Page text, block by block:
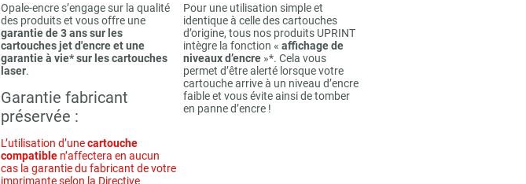
Opale-encre s’engage sur la qualité
des produits et vous offre une
garantie de 3 ans sur les
cartouches jet d'encre et une
garantie à vie* sur les cartouches
laser.
Garantie fabricant
préservée :
L’utilisation d’unecartouche
compatible n’affectera en aucun
cas la garantie du fabricant de votre
imprimante selon la Directive
Pour une utilisation simple et
identique à celle des cartouches
d’origine, tous nos produits UPRINT
intègre la fonction « affichage de
niveaux d’encre »*. Cela vous
permet d’être alerté lorsque votre
cartouche arrive à un niveau d’encre
faible et vous évite ainsi de tomber
en panne d’encre !